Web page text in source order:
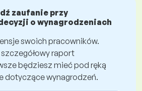
zaufanie przy
o wynagrodzeniach
swoich pracowników.
raport
będziesz mieć pod ręką
dotyczące wynagrodzeń.